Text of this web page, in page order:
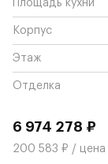
Площадь кухни
Корпус
Этаж
Отделка
6 974 278 ₽
200 583 ₽ / цена